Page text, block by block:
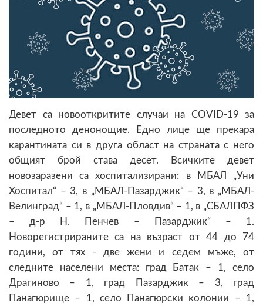
Девет са новооткритите случаи на COVID-19 за
последното денонощие. Едно лице ще прекара
карантината си в друга област на страната с него
общият брой става десет. Всичките девет
новозаразени са хоспитализирани: в МБАЛ „Уни
Хоспитал“ – 3, в „МБАЛ-Пазарджик“ – 3, в „МБАЛ-
Велинград“ – 1, в „МБАЛ-Пловдив“ – 1, в „СБАЛПФЗ
– д-р Н. Пенчев – Пазарджик“ – 1.
Новорегистрираните са на възраст от 44 до 74
години, от тях - две жени и седем мъже, от
следните населени места: град Батак – 1, село
Драгиново – 1, град Пазарджик – 3, град
Панагюрище – 1, село Панагюрски колонии – 1,